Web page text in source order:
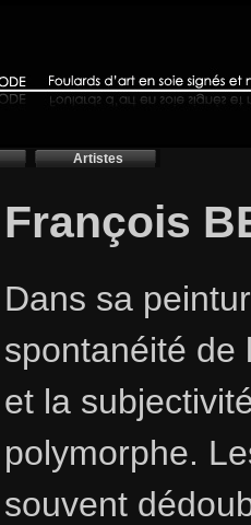
Artistes
François
Dans sa
spontanéité de
et la
polymorphe.
souvent